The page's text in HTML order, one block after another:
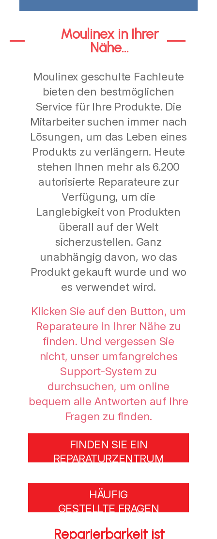
Moulinex in Ihrer
Nähe...
Moulinex geschulte Fachleute
bieten den bestmöglichen
Service für Ihre Produkte. Die
Mitarbeiter suchen immer nach
Lösungen, um das Leben eines
Produkts zu verlängern. Heute
stehen Ihnen mehr als 6.200
autorisierte Reparateure zur
Verfügung, um die
Langlebigkeit von Produkten
überall auf der Welt
sicherzustellen. Ganz
unabhängig davon, wo das
Produkt gekauft wurde und wo
es verwendet wird.
Klicken Sie auf den Button, um
Reparateure in Ihrer Nähe zu
finden. Und vergessen Sie
nicht, unser umfangreiches
Support-System zu
durchsuchen, um online
bequem alle Antworten auf Ihre
Fragen zu finden.
FINDEN SIE EIN
REPARATURZENTRUM
HÄUFIG
GESTELLTE FRAGEN
Reparierbarkeit ist